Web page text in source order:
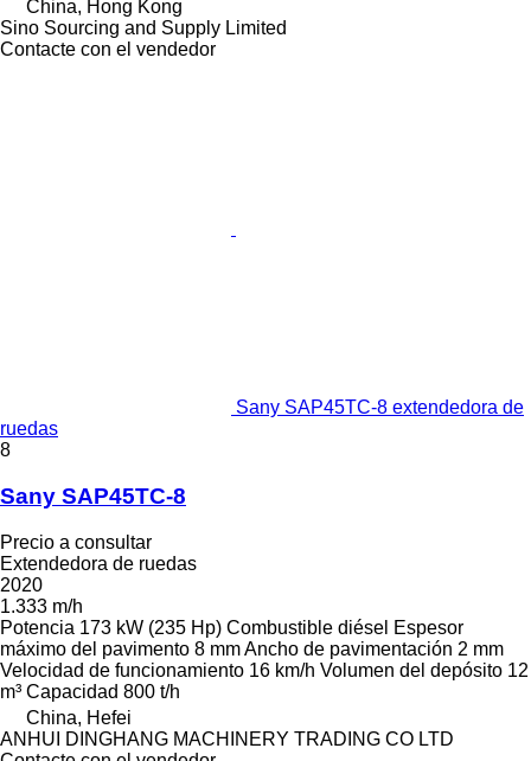
China, Hong Kong
Sino Sourcing and Supply Limited
Contacte con el vendedor
Sany SAP45TC-8 extendedora de
ruedas
8
Sany SAP45TC-8
Precio a consultar
Extendedora de ruedas
2020
1.333 m/h
Potencia 173 kW (235 Hp) Combustible diésel Espesor
máximo del pavimento 8 mmAncho de pavimentación 2 mm
Velocidad de funcionamiento 16 km/h Volumen del depósito 12
m³ Capacidad 800 t/h
China, Hefei
ANHUI DINGHANG MACHINERY TRADING CO LTD